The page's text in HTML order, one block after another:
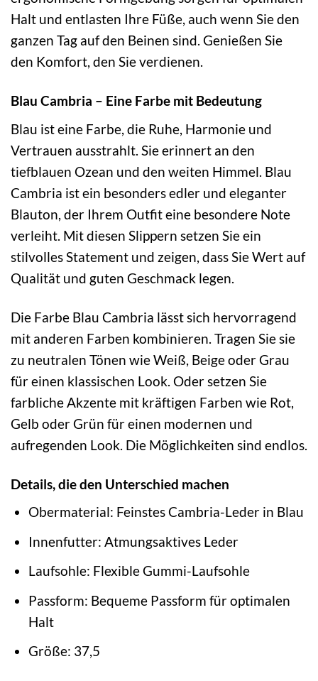
Halt und entlasten Ihre Füße, auch wenn Sie den
ganzen Tag auf den Beinen sind. Genießen Sie
den Komfort, den Sie verdienen.
Blau Cambria – Eine Farbe mit Bedeutung
Blau ist eine Farbe, die Ruhe, Harmonie und
Vertrauen ausstrahlt. Sie erinnert an den
tiefblauen Ozean und den weiten Himmel. Blau
Cambria ist ein besonders edler und eleganter
Blauton, der Ihrem Outfit eine besondere Note
verleiht. Mit diesen Slippern setzen Sie ein
stilvolles Statement und zeigen, dass Sie Wert auf
Qualität und guten Geschmack legen.
Die Farbe Blau Cambria lässt sich hervorragend
mit anderen Farben kombinieren. Tragen Sie sie
zu neutralen Tönen wie Weiß, Beige oder Grau
für einen klassischen Look. Oder setzen Sie
farbliche Akzente mit kräftigen Farben wie Rot,
Gelb oder Grün für einen modernen und
aufregenden Look. Die Möglichkeiten sind endlos.
Details, die den Unterschied machen
Obermaterial: Feinstes Cambria-Leder in Blau
Innenfutter: Atmungsaktives Leder
Laufsohle: Flexible Gummi-Laufsohle
Passform: Bequeme Passform für optimalen
Halt
Größe: 37,5